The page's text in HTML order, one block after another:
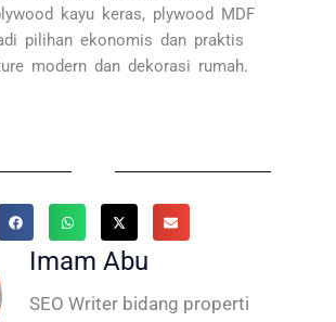
kayu keras, plywood MDF
pilihan ekonomis dan praktis
modern dan dekorasi rumah.
Imam Abu
SEO Writer bidang properti